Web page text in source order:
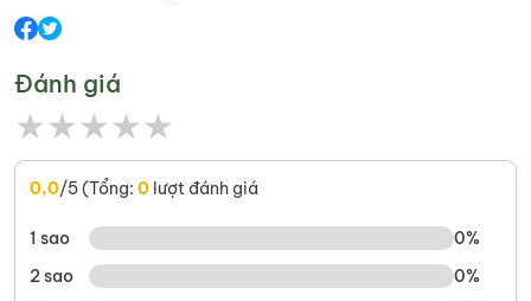
Đánh giá
★★★★★
0,0/5 (Tổng: 0 lượt đánh giá
1 sao
0%
2 sao
0%